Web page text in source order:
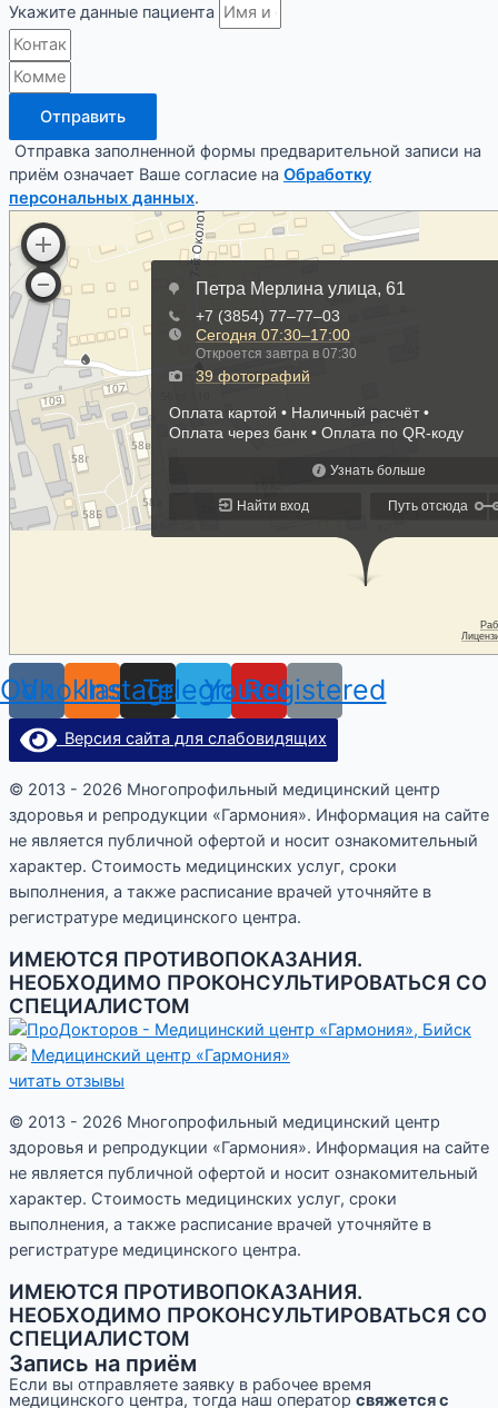
Укажите данные пациента
Отправить
Отправка заполненной формы предварительной записи на
приём означает Ваше согласие на Обработку
персональных данных.
Vk
Odnoklassniki
Instagram
Telegram
Youtube
Registered
Версия сайта для слабовидящих
© 2013 - 2026 Многопрофильный медицинский центр
здоровья и репродукции «Гармония». Информация на сайте
не является публичной офертой и носит ознакомительный
характер. Стоимость медицинских услуг, сроки
выполнения, а также расписание врачей уточняйте в
регистратуре медицинского центра.
ИМЕЮТСЯ ПРОТИВОПОКАЗАНИЯ.
НЕОБХОДИМО ПРОКОНСУЛЬТИРОВАТЬСЯ СО
СПЕЦИАЛИСТОМ
Медицинский центр «Гармония»
читать отзывы
© 2013 - 2026 Многопрофильный медицинский центр
здоровья и репродукции «Гармония». Информация на сайте
не является публичной офертой и носит ознакомительный
характер. Стоимость медицинских услуг, сроки
выполнения, а также расписание врачей уточняйте в
регистратуре медицинского центра.
ИМЕЮТСЯ ПРОТИВОПОКАЗАНИЯ.
НЕОБХОДИМО ПРОКОНСУЛЬТИРОВАТЬСЯ СО
СПЕЦИАЛИСТОМ
Запись на приём
Если вы отправляете заявку в рабочее время
медицинского центра, тогда наш оператор свяжется с